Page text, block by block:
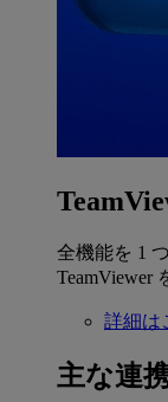
全機能を 1
TeamViewer
詳細は
主な連